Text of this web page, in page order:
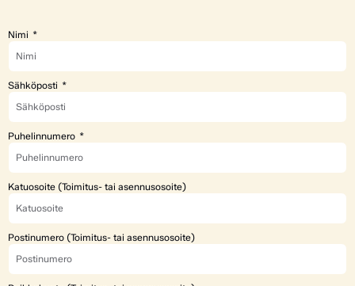
Nimi
Sähköposti
Puhelinnumero
Katuosoite (Toimitus- tai asennusosoite)
Postinumero (Toimitus- tai asennusosoite)